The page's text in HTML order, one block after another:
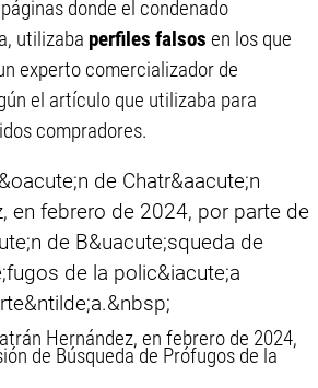
donde el condenado
utilizaba perfiles falsos en los que
experto comercializador de
el artículo que utilizaba para
compradores.
Hernández, en febrero de 2024,
de Búsqueda de Prófugos de la